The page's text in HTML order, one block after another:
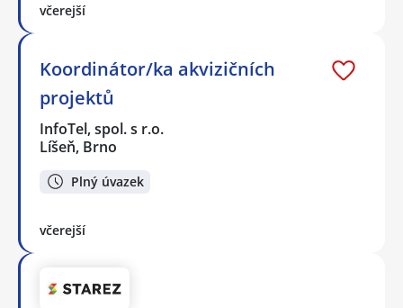
včerejší
Koordinátor/ka akvizičních
projektů
InfoTel, spol. s r.o.
Líšeň, Brno
Plný úvazek
včerejší